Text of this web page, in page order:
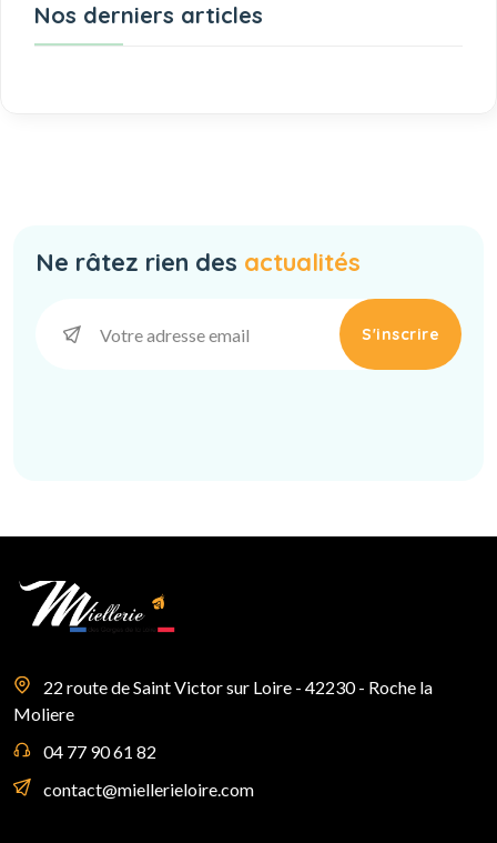
Nos derniers articles
Ne râtez rien des actualités
S'inscrire
22 route de Saint Victor sur Loire - 42230 - Roche la
Moliere
04 77 90 61 82
contact@miellerieloire.com